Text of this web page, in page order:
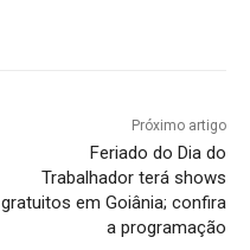
Próximo artigo
Feriado do Dia do
Trabalhador terá shows
gratuitos em Goiânia; confira
a programação